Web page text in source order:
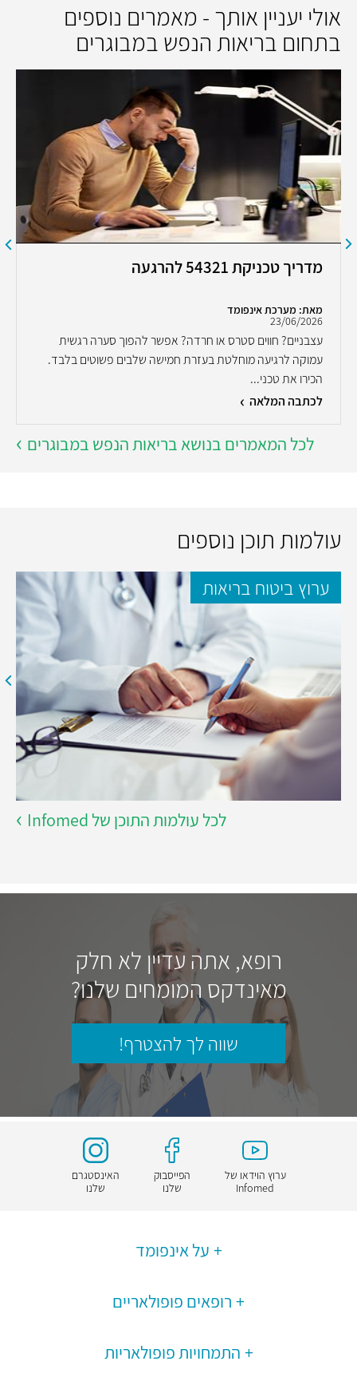
אולי יעניין אותך - מאמרים נוספים
בתחום בריאות הנפש במבוגרים
מדריך טכניקת 54321 להרגעה
מאת: מערכת אינפומד
23/06/2026
עצבניים? חווים סטרס או חרדה? אפשר להפוך סערה רגשית
עמוקה לרגיעה מוחלטת בעזרת חמישה שלבים פשוטים בלבד.
הכירו את טכני...
לכתבה המלאה
לכל המאמרים בנושא בריאות הנפש במבוגרים
עולמות תוכן נוספים
ערוץ ביטוח בריאות
לכל עולמות התוכן של Infomed
רופא, אתה עדיין לא חלק
מאינדקס המומחים שלנו?
שווה לך להצטרף!
ערוץ הוידאו של
Infomed
הפייסבוק
שלנו
האינסטגרם
שלנו
על אינפומד
רופאים פופולאריים
התמחויות פופולאריות